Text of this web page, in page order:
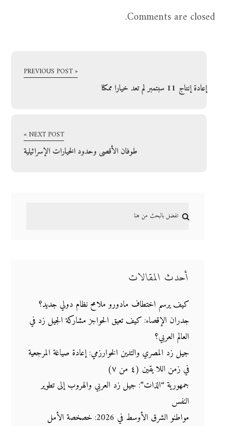
Comments are closed.
« PREVIOUS POST
إعادة إنتاج 11 سبتمبر لم تعد خيارا ممكنا
NEXT POST »
طوفان الأقصى وحدود الخيارات الإسرائيلية
أحدث المقالات
كيف يرسم اختطاف مادورو ملامح نظام دولي جديد؟
جدران الإقصاء: كيف تعيق الحواجز مشاركة الجيل زد في
العالم العربي؟
جيل زد المصري والتدين الخوارزمي: إعادة صياغة المرجعية
في زمن اللا يقين (٤ من ٧)
جمهورية “الذات”: جيل زد العربي والهروب إلى تطوير
النفس
مواطنو الشرق الأوسط في 2026: خصخصة الأمل